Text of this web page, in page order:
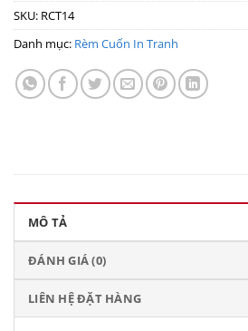
SKU: RCT14
Danh mục: Rèm Cuốn In Tranh
MÔ TẢ
ĐÁNH GIÁ (0)
LIÊN HỆ ĐẶT HÀNG